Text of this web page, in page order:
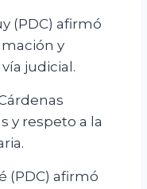
(PDC) afirmó
y
judicial.
y respeto a la
(PDC) afirmó